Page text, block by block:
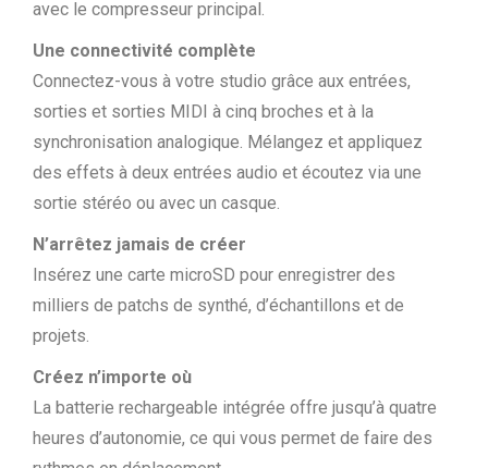
avec le compresseur principal.
Une connectivité complète
Connectez-vous à votre studio grâce aux entrées,
sorties et sorties MIDI à cinq broches et à la
synchronisation analogique. Mélangez et appliquez
des effets à deux entrées audio et écoutez via une
sortie stéréo ou avec un casque.
N’arrêtez jamais de créer
Insérez une carte microSD pour enregistrer des
milliers de patchs de synthé, d’échantillons et de
projets.
Créez n’importe où
La batterie rechargeable intégrée offre jusqu’à quatre
heures d’autonomie, ce qui vous permet de faire des